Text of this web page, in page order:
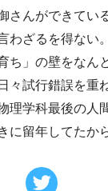
さんができてい
わざるを得ない
ち」の壁をなん
々試行錯誤を重
理学科最後の人
に留年してたか